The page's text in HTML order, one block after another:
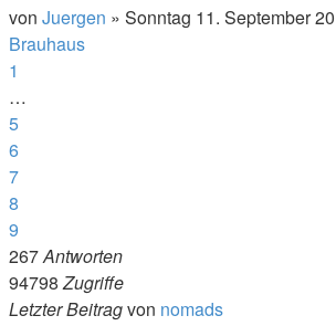
von Juergen » Sonntag 11. September
Brauhaus
1
…
5
6
7
8
9
267Antworten
94798Zugriffe
Letzter Beitragvon nomads